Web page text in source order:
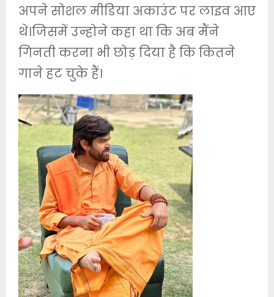
अपने सोशल मीडिया अकाउंट पर लाइव आए
थे।जिसमें उन्होने कहा था कि अब मैंने
गिनती करना भी छोड़ दिया है कि कितने
गाने हट चुके हैं।